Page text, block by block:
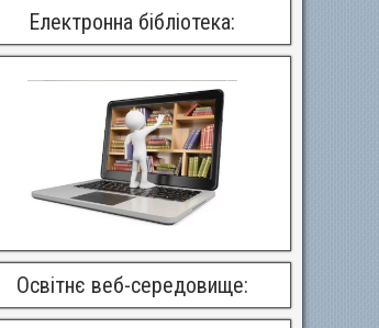
Електронна бібліотека:
Освітнє веб-середовище: